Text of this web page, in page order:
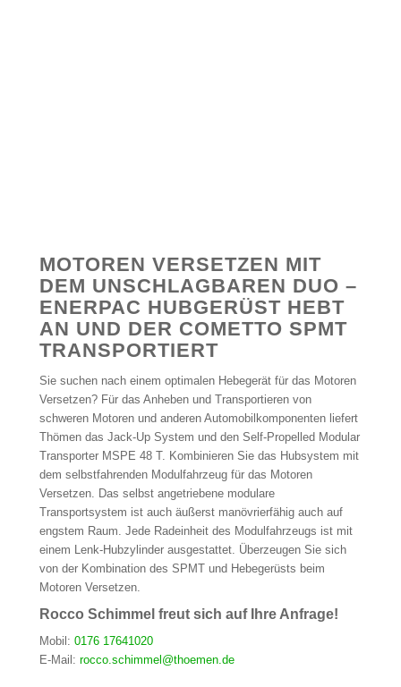
MOTOREN VERSETZEN MIT
DEM UNSCHLAGBAREN DUO –
ENERPAC HUBGERÜST HEBT
AN UND DER COMETTO SPMT
TRANSPORTIERT
Sie suchen nach einem optimalen Hebegerät für das Motoren
Versetzen? Für das Anheben und Transportieren von
schweren Motoren und anderen Automobilkomponenten liefert
Thömen das Jack-Up System und den Self-Propelled Modular
Transporter MSPE 48 T. Kombinieren Sie das Hubsystem mit
dem selbstfahrenden Modulfahrzeug für das Motoren
Versetzen. Das selbst angetriebene modulare
Transportsystem ist auch äußerst manövrierfähig auch auf
engstem Raum. Jede Radeinheit des Modulfahrzeugs ist mit
einem Lenk-Hubzylinder ausgestattet. Überzeugen Sie sich
von der Kombination des SPMT und Hebegerüsts beim
Motoren Versetzen.
Rocco Schimmel freut sich auf Ihre Anfrage!
Mobil: 0176 17641020
E-Mail: rocco.schimmel@thoemen.de